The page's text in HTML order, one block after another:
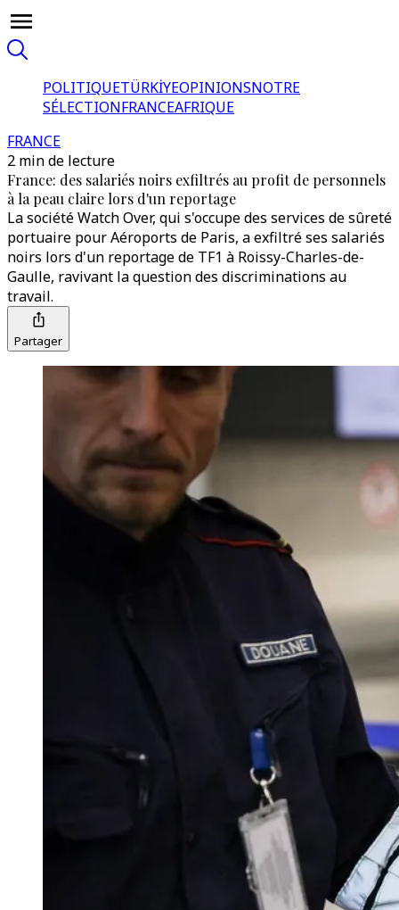
POLITIQUETÜRKİYEOPINIONSNOTRE
SÉLECTIONFRANCEAFRIQUE
FRANCE
2 min de lecture
France: des salariés noirs exfiltrés au profit de personnels
à la peau claire lors d'un reportage
La société Watch Over, qui s'occupe des services de sûreté
portuaire pour Aéroports de Paris, a exfiltré ses salariés
noirs lors d'un reportage de TF1 à Roissy-Charles-de-
Gaulle, ravivant la question des discriminations au
travail.
Partager